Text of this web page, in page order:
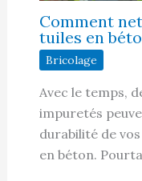
Comment
tuiles en
Bricolage
Avec le temps,
impuretés
durabilité de
en béton.